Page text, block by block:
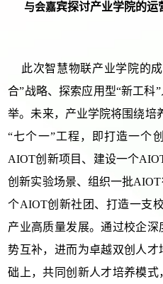
与会嘉宾探讨产业学院的运
此次智慧物联产业学院的
合”战略、探索应用型“新工科
举。未来，产业学院将围绕培
“七个一”工程，即打造一个
AIOT创新项目、建设一个
创新实验场景、组织一批AIOT
个AIOT创新社团、打造一支
产业高质量发展。通过校企
势互补，进而为卓越双创人
础上，共同创新人才培养模式